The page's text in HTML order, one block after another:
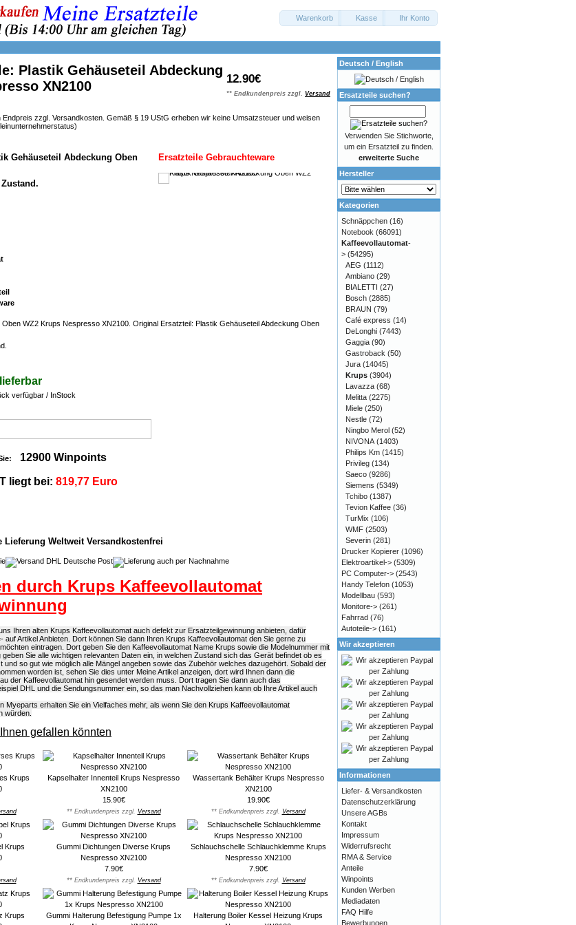
Warenkorb Kasse Ihr Konto
12.90€
** Endkundenpreis zzgl. Versand
Plastik Gehäuseteil Abdeckung
XN2100
Endpreis zzgl. Versandkosten. Gemäß § 19 UStG erheben wir keine Umsatzsteuer und weisen
Ersatzteile Gebrauchteware
Gehäuseteil Abdeckung Oben
Oben WZ2 Krups Nespresso XN2100. Original Ersatzteil: Plastik Gehäuseteil Abdeckung Oben
verfügbar / InStock
12900 Winpoints
liegt bei: 819,77 Euro
Lieferung Weltweit Versandkostenfrei
durch Krups Kaffeevollautomat
Ihren alten Krups Kaffeevollautomat auch defekt zur Ersatzteilgewinnung anbieten, dafür
auf Artikel Anbieten. Dort können Sie dann Ihren Krups Kaffeevollautomat den Sie gerne zu
eintragen. Dort geben Sie den Kaffeevollautomat Name Krups sowie die Modelnummer mit
Sie alle wichtigen relevanten Daten ein, in welchen Zustand sich das Gerät befindet ob es
und so gut wie möglich alle Mängel angeben sowie das Zubehör welches dazugehört. Sobald der
worden ist, sehen Sie dies unter Meine Artikel anzeigen, dort wird Ihnen dann die
der Kaffeevollautomat hin gesendet werden muss. Dort tragen Sie dann auch das
DHL und die Sendungsnummer ein, so das man Nachvollziehen kann ob Ihre Artikel auch
Myeparts erhalten Sie ein Vielfaches mehr, als wenn Sie den Krups Kaffeevollautomat
würden.
gefallen könnten
Krups
Kapselhalter Innenteil Krups Nespresso
XN2100
15.90€
** Endkundenpreis zzgl. Versand
Wassertank Behälter Krups Nespresso
XN2100
19.90€
** Endkundenpreis zzgl. Versand
Krups
Gummi Dichtungen Diverse Krups
Nespresso XN2100
7.90€
** Endkundenpreis zzgl. Versand
Schlauchschelle Schlauchklemme Krups
Nespresso XN2100
7.90€
** Endkundenpreis zzgl. Versand
Krups
Gummi Halterung Befestigung Pumpe 1x
Halterung Boiler Kessel Heizung Krups
Deutsch / English
Ersatzteile suchen?
Verwenden Sie Stichworte,
um ein Ersatzteil zu finden.
erweiterte Suche
Hersteller
Kategorien
Schnäppchen (16)
Notebook (66091)
Kaffeevollautomat-
> (54295)
AEG (1112)
Ambiano (29)
BIALETTI (27)
Bosch (2885)
BRAUN (79)
Café express (14)
DeLonghi (7443)
Gaggia (90)
Gastroback (50)
Jura (14045)
Krups (3904)
Lavazza (68)
Melitta (2275)
Miele (250)
Nestle (72)
Ningbo Merol (52)
NIVONA (1403)
Philips Km (1415)
Privileg (134)
Saeco (9286)
Siemens (5349)
Tchibo (1387)
Tevion Kaffee (36)
TurMix (106)
WMF (2503)
Severin (281)
Drucker Kopierer (1096)
Elektroartikel-> (5309)
PC Computer-> (2543)
Handy Telefon (1053)
Modellbau (593)
Monitore-> (261)
Fahrrad (76)
Autoteile-> (161)
Wir akzeptieren
Informationen
Liefer- & Versandkosten
Datenschutzerklärung
Unsere AGBs
Kontakt
Impressum
Widerrufsrecht
RMA & Service
Anteile
Winpoints
Kunden Werben
Mediadaten
FAQ Hilfe
Bewerbungen